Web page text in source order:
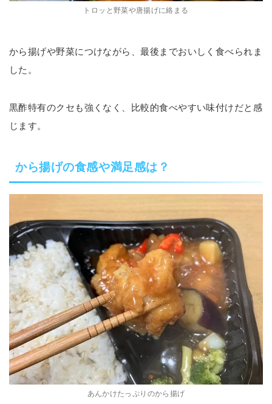
トロッと野菜や唐揚げに絡まる
から揚げや野菜につけながら、最後までおいしく食べられま
した。
黒酢特有のクセも強くなく、比較的食べやすい味付けだと感
じます。
から揚げの食感や満足感は？
あんかけたっぷりのから揚げ